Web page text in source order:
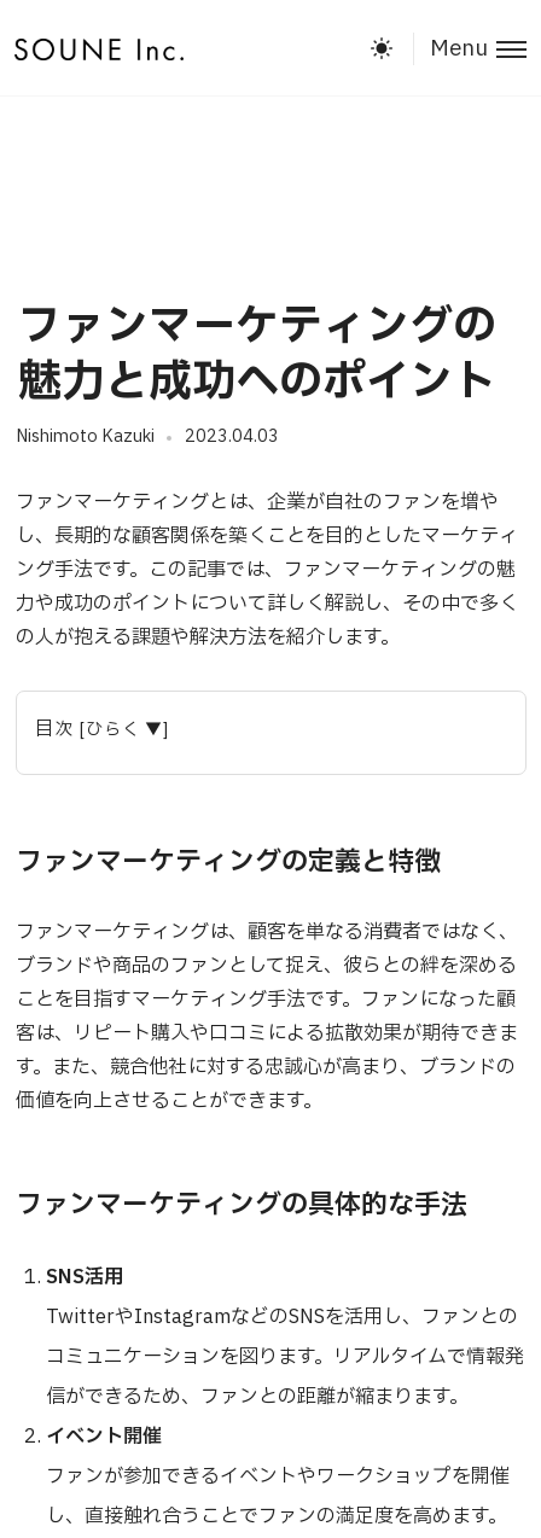
Menu
ファンマーケティングの
魅力と成功へのポイント
Nishimoto Kazuki 2023.04.03
ファンマーケティングとは、企業が自社のファンを増や
し、長期的な顧客関係を築くことを目的としたマーケティ
ング手法です。この記事では、ファンマーケティングの魅
力や成功のポイントについて詳しく解説し、その中で多く
の人が抱える課題や解決方法を紹介します。
目次 [ひらく ▼]
ファンマーケティングの定義と特徴
ファンマーケティングは、顧客を単なる消費者ではなく、
ブランドや商品のファンとして捉え、彼らとの絆を深める
ことを目指すマーケティング手法です。ファンになった顧
客は、リピート購入や口コミによる拡散効果が期待できま
す。また、競合他社に対する忠誠心が高まり、ブランドの
価値を向上させることができます。
ファンマーケティングの具体的な手法
SNS活用
TwitterやInstagramなどのSNSを活用し、ファンとの
コミュニケーションを図ります。リアルタイムで情報発
信ができるため、ファンとの距離が縮まります。
イベント開催
ファンが参加できるイベントやワークショップを開催
し、直接触れ合うことでファンの満足度を高めます。